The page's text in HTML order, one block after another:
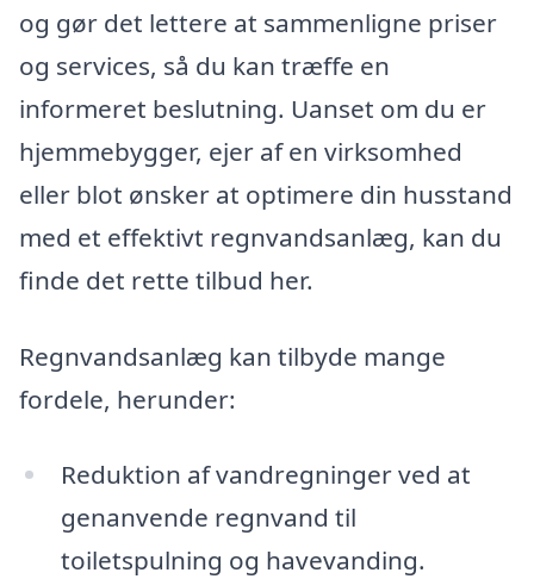
og gør det lettere at sammenligne priser
og services, så du kan træffe en
informeret beslutning. Uanset om du er
hjemmebygger, ejer af en virksomhed
eller blot ønsker at optimere din husstand
med et effektivt regnvandsanlæg, kan du
finde det rette tilbud her.
Regnvandsanlæg kan tilbyde mange
fordele, herunder:
Reduktion af vandregninger ved at
genanvende regnvand til
toiletspulning og havevanding.